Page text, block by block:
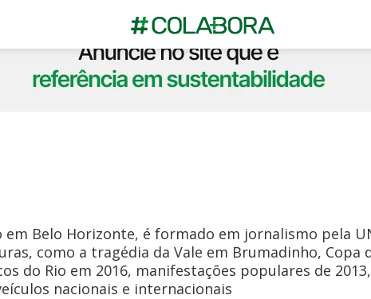
Belo Horizonte, é formado em jornalismo pela
como a tragédia da Vale em Brumadinho, Copa
do Rio em 2016, manifestações populares de
nacionais e internacionais